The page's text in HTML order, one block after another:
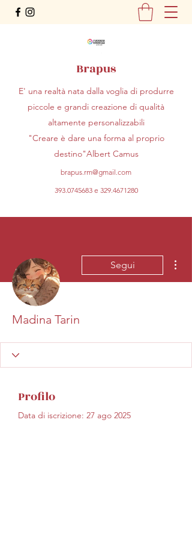
Brapus
E' una realtà nata dalla voglia di produrre
piccole e grandi creazione di qualità
altamente personalizzabili
"Creare è dare una forma al proprio
destino"Albert Camus
brapus.rm@gmail.com
393.0745683e 329.4671280
Segui
Madina Tarin
Profilo
Data di iscrizione: 27 ago 2025